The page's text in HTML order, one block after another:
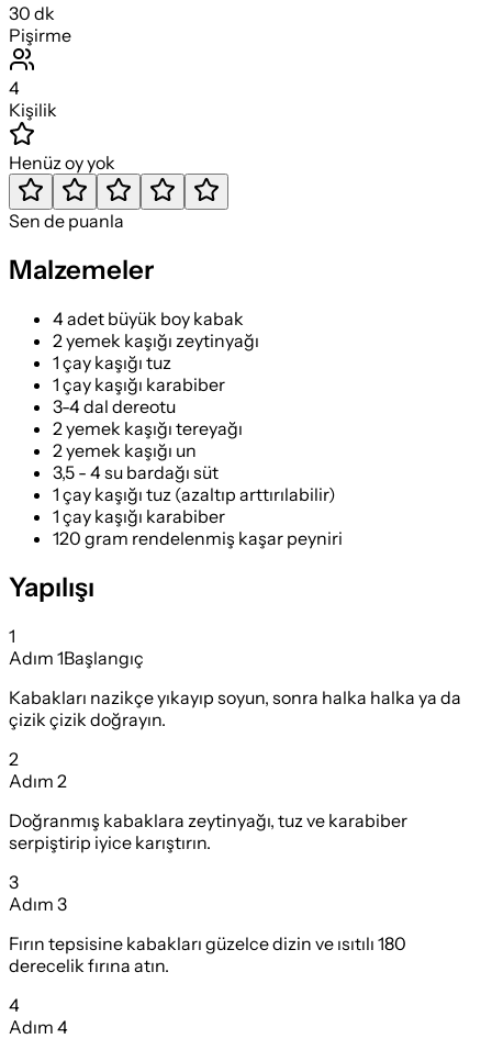
30 dk
Pişirme
4
Kişilik
Henüz oy yok
Sen de puanla
Malzemeler
4 adet büyük boy kabak
2 yemek kaşığı zeytinyağı
1 çay kaşığı tuz
1 çay kaşığı karabiber
3-4 dal dereotu
2 yemek kaşığı tereyağı
2 yemek kaşığı un
3,5 - 4 su bardağı süt
1 çay kaşığı tuz (azaltıp arttırılabilir)
1 çay kaşığı karabiber
120 gram rendelenmiş kaşar peyniri
Yapılışı
1
Adım 1Başlangıç
Kabakları nazikçe yıkayıp soyun, sonra halka halka ya da
çizik çizik doğrayın.
2
Adım 2
Doğranmış kabaklara zeytinyağı, tuz ve karabiber
serpiştirip iyice karıştırın.
3
Adım 3
Fırın tepsisine kabakları güzelce dizin ve ısıtılı 180
derecelik fırına atın.
4
Adım 4